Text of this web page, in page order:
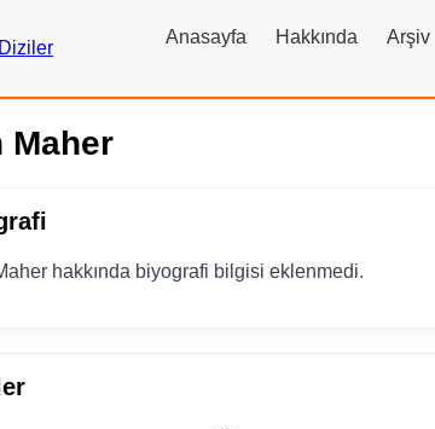
Anasayfa Hakkında Arşiv
Maher
hakkında biyografi bilgisi eklenmedi.